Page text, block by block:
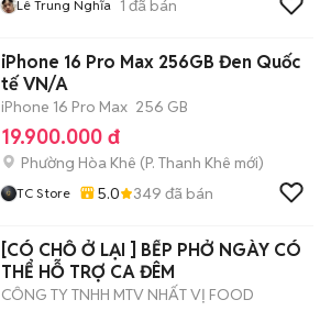
Lê Trung Nghĩa 1 đã bán
iPhone 16 Pro Max 256GB Đen Quốc
tế VN/A
iPhone 16 Pro Max 256 GB
19.900.000 đ
Phường Hòa Khê (P. Thanh Khê mới)
TC Store 5.0 349 đã bán
[CÓ CHỖ Ở LẠI ] BẾP PHỞ NGÀY CÓ
THỂ HỖ TRỢ CA ĐÊM
CÔNG TY TNHH MTV NHẤT VỊ FOOD